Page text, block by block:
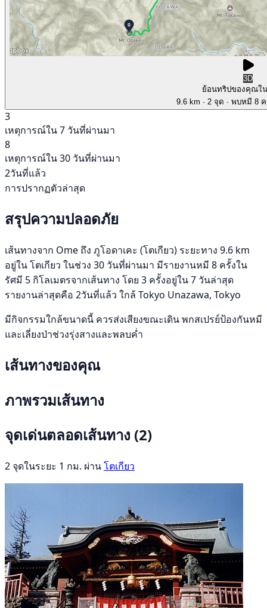
3D
ย้อนทริปของคุณใ
9.6 km · 2 จุด · พบหมี 8
3
เหตุการณ์ใน 7 วันที่ผ่านมา
8
เหตุการณ์ใน 30 วันที่ผ่านมา
2วันที่แล้ว
การปรากฏตัวล่าสุด
สรุปความปลอดภัย
เส้นทางจาก Ome ถึง ภูโอดาเคะ (โตเกียว) ระยะทาง 9.6 km
อยู่ใน โตเกียว ในช่วง 30 วันที่ผ่านมา มีรายงานหมี 8 ครั้งใน
รัศมี 5 กิโลเมตรจากเส้นทาง โดย 3 ครั้งอยู่ใน 7 วันล่าสุด
รายงานล่าสุดคือ 2วันที่แล้ว ใกล้ Tokyo Unazawa, Tokyo
มีกิจกรรมใกล้ขนาดนี้ ควรส่งเสียงขณะเดิน พกสเปรย์ป้องกันหมี
และเลี่ยงป่าช่วงรุ่งสางและพลบค่ำ
เส้นทางของคุณ
ภาพรวมเส้นทาง
จุดเด่นตลอดเส้นทาง (2)
2 จุดในระยะ 1 กม. ผ่านโตเกียว